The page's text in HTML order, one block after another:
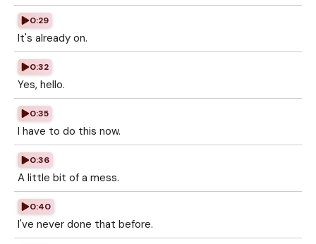
0:29
It's already on.
0:32
Yes, hello.
0:35
I have to do this now.
0:36
A little bit of a mess.
0:40
I've never done that before.